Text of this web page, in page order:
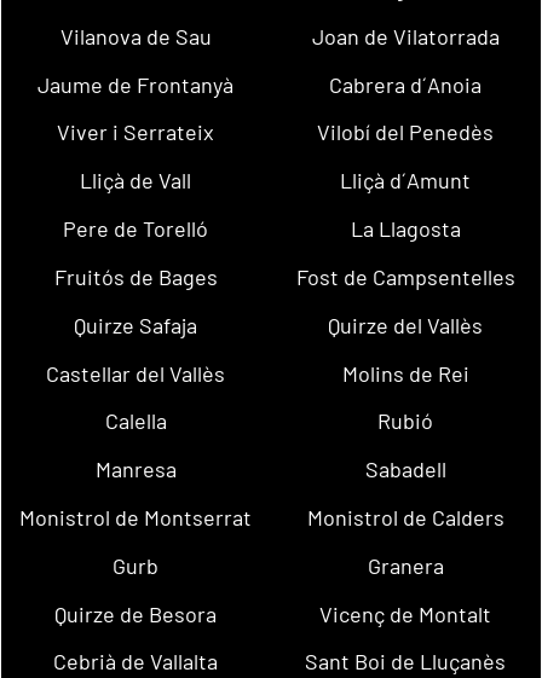
Vilanova de Sau
Joan de Vilatorrada
Jaume de Frontanyà
Cabrera d´Anoia
Viver i Serrateix
Vilobí del Penedès
Lliçà de Vall
Lliçà d´Amunt
Pere de Torelló
La Llagosta
Fruitós de Bages
Fost de Campsentelles
Quirze Safaja
Quirze del Vallès
Castellar del Vallès
Molins de Rei
Calella
Rubió
Manresa
Sabadell
Monistrol de Montserrat
Monistrol de Calders
Gurb
Granera
Quirze de Besora
Vicenç de Montalt
Cebrià de Vallalta
Sant Boi de Lluçanès